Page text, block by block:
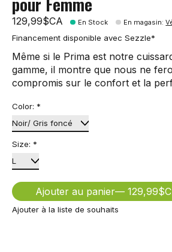
129,99$CA En Stock En magasin:
Financement disponible avec Sezzle*
Même si le Prima est notre
gamme, il montre que nous ne
compromis sur le confort et la
Color: *
Size: *
Ajouter au panier —
Ajouter à la liste de souhaits